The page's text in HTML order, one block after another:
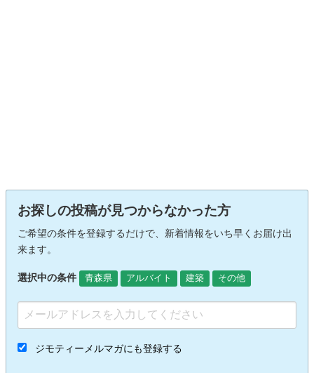
お探しの投稿が見つからなかった方
ご希望の条件を登録するだけで、新着情報をいち早くお届け出
来ます。
選択中の条件 青森県 アルバイト 建築 その他
ジモティーメルマガにも登録する